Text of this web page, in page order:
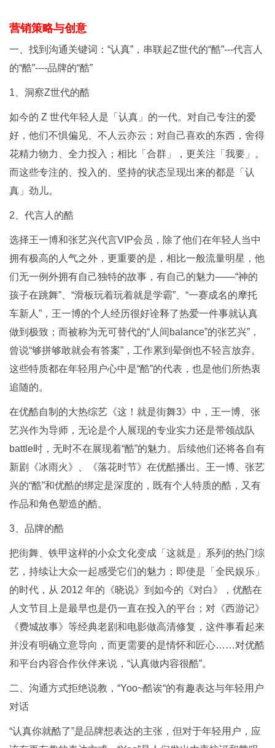
营销策略与创意
一、找到沟通关键词：“认真”，串联起Z世代的“酷”---代言人
的“酷”----品牌的“酷”
1、洞察Z世代的酷
如今的 Z 世代年轻人是「认真」的一代。对自己专注的爱
好，他们不惧偏见、不人云亦云；对自己喜欢的东西，舍得
花精力物力、全力投入；相比「合群」，更关注「我要」。
而这些专注的、投入的、坚持的状态呈现出来的都是「认
真」劲儿。
2、代言人的酷
选择王一博和张艺兴代言VIP会员，除了他们在年轻人当中
拥有极高的人气之外，更重要的是，相比一般流量明星，他
们无一例外拥有自己独特的故事，有自己的魅力——“神的
孩子在跳舞”、“滑板玩着玩着就是学霸”、“一赛成名的摩托
车新人”，王一博的个人经历很好诠释了热爱一件事就认真
做到极致；而被称为无可替代的“人间balance”的张艺兴”，
曾说“够拼够敢就会有答案”，工作累到晕倒也不轻言放弃。
这些特质都在年轻用户心中是“酷”的代表，也是他们所热衷
追随的。
在优酷自制的大热综艺《这！就是街舞3》中，王一博、张
艺兴作为导师，无论是个人展现的专业实力还是带领战队
battle时，无时不在展现着“酷”的魅力。后续他们还将各自有
新剧《冰雨火》、《落花时节》在优酷播出。王一博、张艺
兴的“酷”和优酷的绑定是深度的，既有个人特质的酷，又有
作品和角色塑造的酷。
3、品牌的酷
把街舞、铁甲这样的小众文化变成「这就是」系列的热门综
艺，持续让大众一起感受它们的魅力；即使是「全民娱乐」
的时代，从 2012 年的《晓说》到如今的《对白》，优酷在
人文节目上是最早也是仍一直在投入的平台；对《西游记》
《费城故事》等经典老剧和电影做高清修复，这件事看起来
并没有明确立意导向，而更需要的是情怀和匠心……对优酷
和平台内容合作伙伴来说，“认真做内容很酷”。
二、沟通方式拒绝说教，“Yoo~酷诶“的有趣表达与年轻用户
对话
“认真你就酷了”是品牌想表达的主张，但对于年轻用户，应